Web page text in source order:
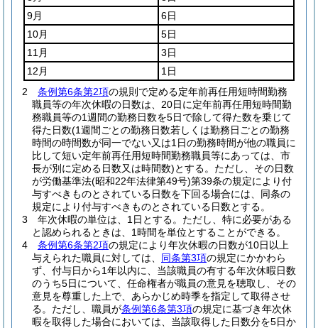
9月
6日
10月
5日
11月
3日
12月
1日
2
条例第6条第2項の規則で定める定年前再任用短時間勤務
職員等の年次休暇の日数は、20日に定年前再任用短時間勤
務職員等の1週間の勤務日数を5日で除して得た数を乗じて
得た日数(1週間ごとの勤務日数若しくは勤務日ごとの勤務
時間の時間数が同一でない又は1日の勤務時間が他の職員に
比して短い定年前再任用短時間勤務職員等にあっては、市
長が別に定める日数又は時間数)とする。 ただし、その日数
が労働基準法(昭和22年法律第49号)第39条の規定により付
与すべきものとされている日数を下回る場合には、同条の
規定により付与すべきものとされている日数とする。
3
年次休暇の単位は、1日とする。 ただし、特に必要がある
と認められるときは、1時間を単位とすることができる。
4
条例第6条第2項の規定により年次休暇の日数が10日以上
与えられた職員に対しては、 同条第3項の規定にかかわら
ず、付与日から1年以内に、当該職員の有する年次休暇日数
のうち5日について、任命権者が職員の意見を聴取し、その
意見を尊重した上で、あらかじめ時季を指定して取得させ
る。 ただし、職員が条例第6条第3項の規定に基づき年次休
暇を取得した場合においては、当該取得した日数分を5日か